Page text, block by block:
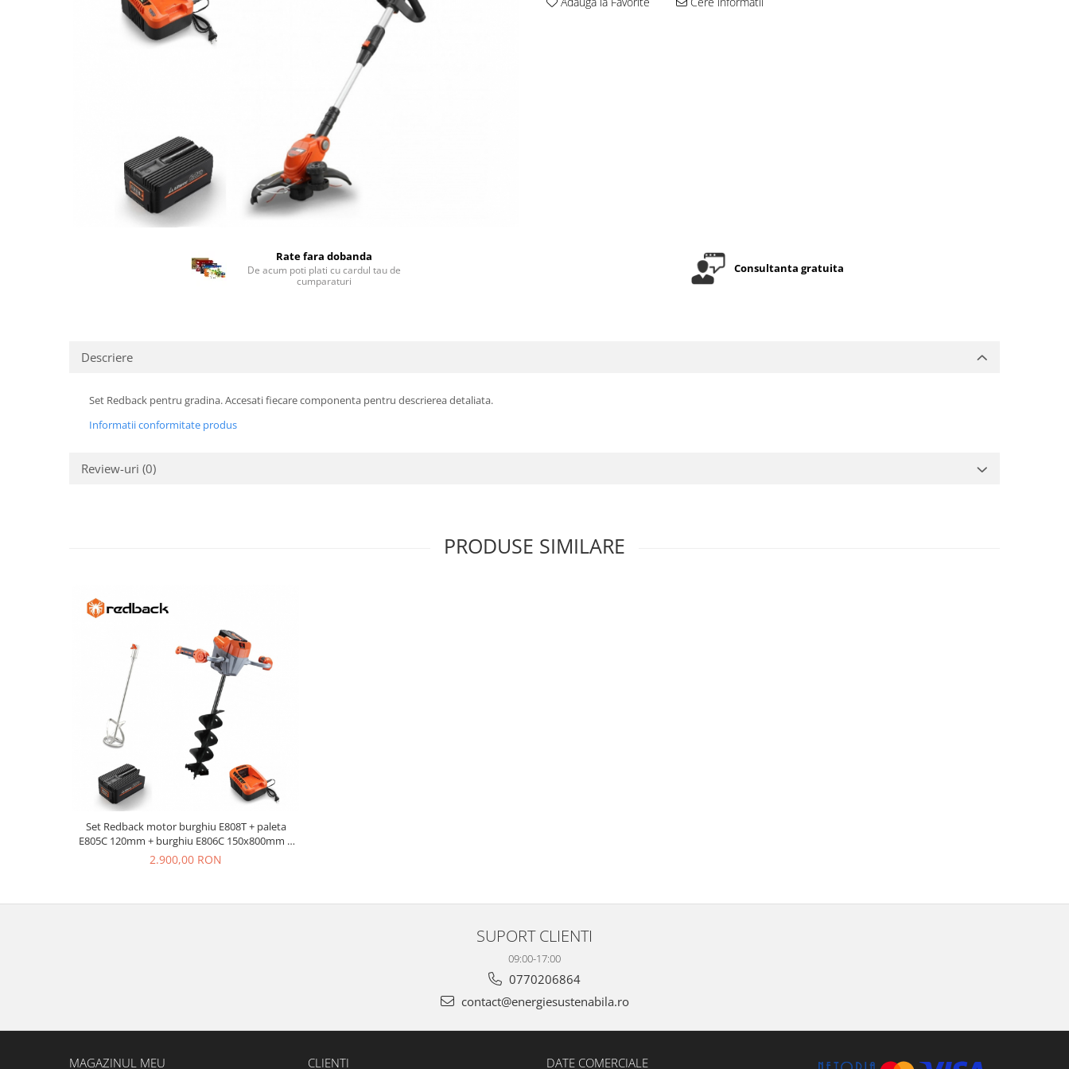
Rate fara dobanda
De acum poti plati cu cardul tau de
cumparaturi
Consultanta gratuita
Descriere
Set Redback pentru gradina. Accesati fiecare componenta pentru descrierea detaliata.
Informatii conformitate produs
Review-uri (0)
PRODUSE SIMILARE
Set Redback motor burghiu E808T + paleta
E805C 120mm + burghiu E806C 150x800mm +
ac Li-Ion EP60 6Ah + incarcator EC50 5A
2.900,00 RON
SUPORT CLIENTI
09:00-17:00
0770206864
contact@energiesustenabila.ro
MAGAZINUL MEU CLIENTI DATE COMERCIALE